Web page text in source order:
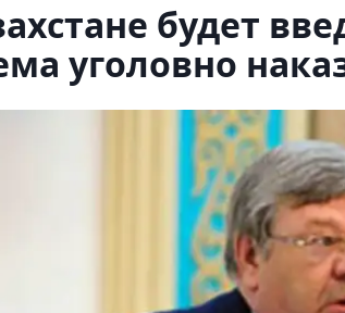
будет
уголовно